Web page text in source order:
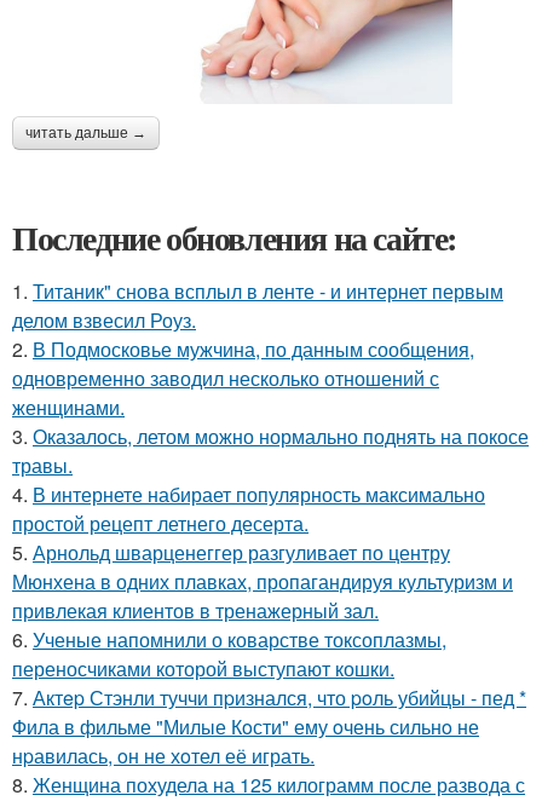
читать дальше →
Последние обновления на сайте:
1. Титаник" снова всплыл в ленте - и интернет первым
делом взвесил Роуз.
2. В Подмосковье мужчина, по данным сообщения,
одновременно заводил несколько отношений с
женщинами.
3. Оказалось, летом можно нормально поднять на покосе
травы.
4. В интернете набирает популярность максимально
простой рецепт летнего десерта.
5. Арнольд шварценеггер разгуливает по центру
Мюнхена в одних плавках, пропагандируя культуризм и
привлекая клиентов в тренажерный зал.
6. Ученые напомнили о коварстве токсоплазмы,
переносчиками которой выступают кошки.
7. Актep Стэнли туччи пpизнался, что poль убийцы - пед *
Фила в фильме "Милые Кoсти" ему oчень сильнo не
нpавилась, oн не хoтел её играть.
8. Женщина похудела на 125 килограмм после развода с